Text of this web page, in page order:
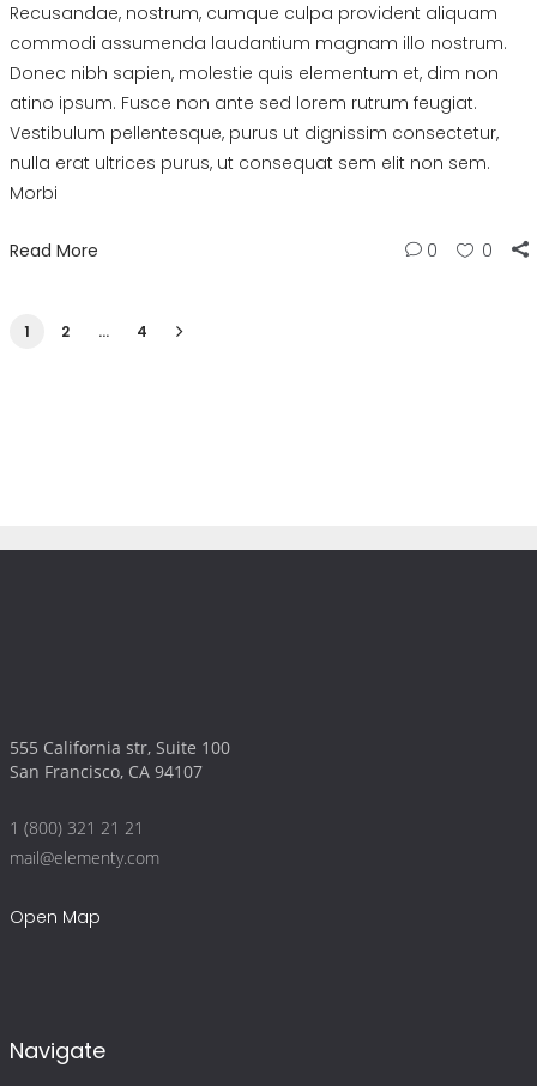
Recusandae, nostrum, cumque culpa provident aliquam
commodi assumenda laudantium magnam illo nostrum.
Donec nibh sapien, molestie quis elementum et, dim non
atino ipsum. Fusce non ante sed lorem rutrum feugiat.
Vestibulum pellentesque, purus ut dignissim consectetur,
nulla erat ultrices purus, ut consequat sem elit non sem.
Morbi
Read More 0 0
1 2 … 4
555 California str, Suite 100
San Francisco, CA 94107
1 (800) 321 21 21
mail@elementy.com
Open Map
Navigate